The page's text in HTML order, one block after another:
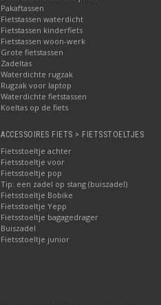
Pakaftassen
Fietstassen waterdicht
Fietstassen kinderfiets
Fietstassen woon-werk
Grote fietstassen
Zadeltas
Waterdichte rugzak
Rugzak voor laptop
Waterdichte fietstassen
Koeltas op de fiets
ACCESSOIRES FIETS > FIETSSTOELTJES
Fietsstoeltje achter
Fietsstoeltje voor
Fietsstoeltje pop
Tip: een zadel op stang (buiszadel)
Fietsstoeltje Bobike
Fietsstoeltje Yepp
Fietsstoeltje bagagedrager
Buiszadel
Fietsstoeltje junior